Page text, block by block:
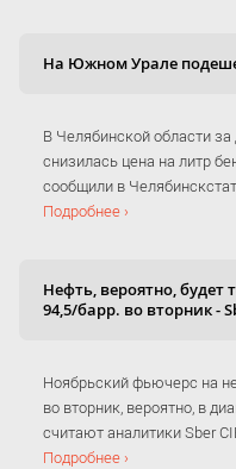
На Южном Урале
В Челябинской области
снизилась цена на литр
сообщили в
Подробнее ›
Нефть, вероятно, будет
94,5/барр. во вторник -
Ноябрьский фьючерс на
во вторник, вероятно, в
считают аналитики Sber
Подробнее ›